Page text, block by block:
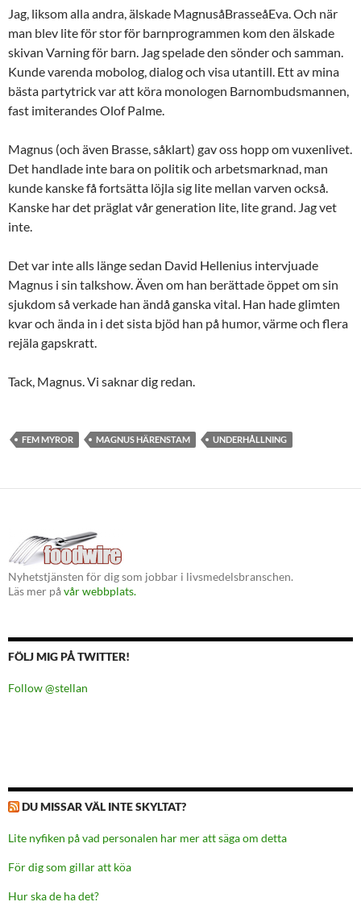
Jag, liksom alla andra, älskade MagnusåBrasseåEva. Och när
man blev lite för stor för barnprogrammen kom den älskade
skivan Varning för barn. Jag spelade den sönder och samman.
Kunde varenda mobolog, dialog och visa utantill. Ett av mina
bästa partytrick var att köra monologen Barnombudsmannen,
fast imiterandes Olof Palme.
Magnus (och även Brasse, såklart) gav oss hopp om vuxenlivet.
Det handlade inte bara on politik och arbetsmarknad, man
kunde kanske få fortsätta löjla sig lite mellan varven också.
Kanske har det präglat vår generation lite, lite grand. Jag vet
inte.
Det var inte alls länge sedan David Hellenius intervjuade
Magnus i sin talkshow. Även om han berättade öppet om sin
sjukdom så verkade han ändå ganska vital. Han hade glimten
kvar och ända in i det sista bjöd han på humor, värme och flera
rejäla gapskratt.
Tack, Magnus. Vi saknar dig redan.
FEM MYROR MAGNUS HÄRENSTAM UNDERHÅLLNING
Nyhetstjänsten för dig som jobbar i livsmedelsbranschen.
Läs mer påvår webbplats.
FÖLJ MIG PÅ TWITTER!
Follow @stellan
DU MISSAR VÄL INTE SKYLTAT?
Lite nyfiken på vad personalen har mer att säga om detta
För dig som gillar att köa
Hur ska de ha det?